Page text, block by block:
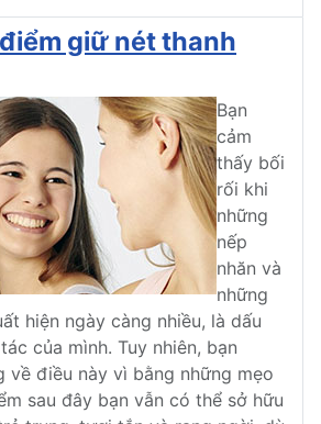
giữ nét thanh
Bạn
cảm
thấy bối
rối khi
những
nếp
nhăn và
những
hiện ngày càng nhiều, là dấu
của mình. Tuy nhiên, bạn
về điều này vì bằng những mẹo
sau đây bạn vẫn có thể sở hữu